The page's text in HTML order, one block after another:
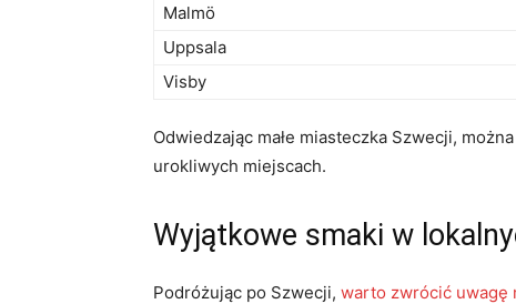
Malmö
Uppsala
Visby
Odwiedzając małe miasteczka Szwecji,
urokliwych miejscach.
Wyjątkowe smaki w
Podróżując po Szwecji, warto zwrócić uwagę